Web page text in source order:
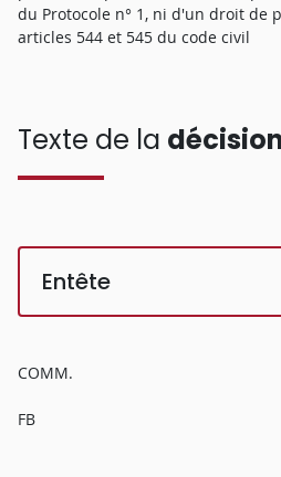
du Protocole n° 1, ni d'un droit de
articles 544 et 545 du code civil
Texte de la
Entête
COMM.
FB